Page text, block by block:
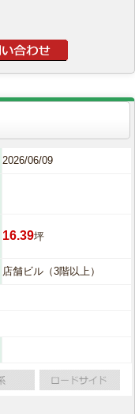
2026/06/09
16.39坪
店舗ビル（3階以上）